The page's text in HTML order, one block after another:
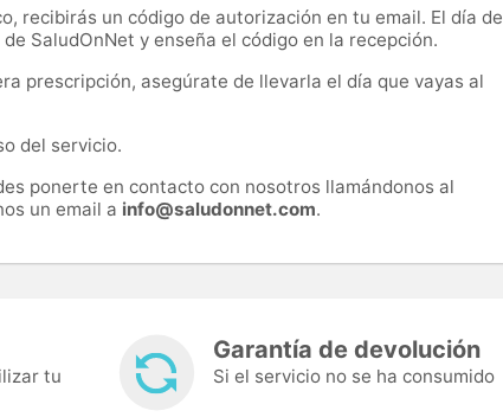
recibirás un código de autorización en tu email. El día de
SaludOnNet y enseña el código en la recepción.
prescripción, asegúrate de llevarla el día que vayas al
del servicio.
ponerte en contacto con nosotros llamándonos al
un email a info@saludonnet.com.
tu
Garantía de devolución
Si el servicio no se ha consumido